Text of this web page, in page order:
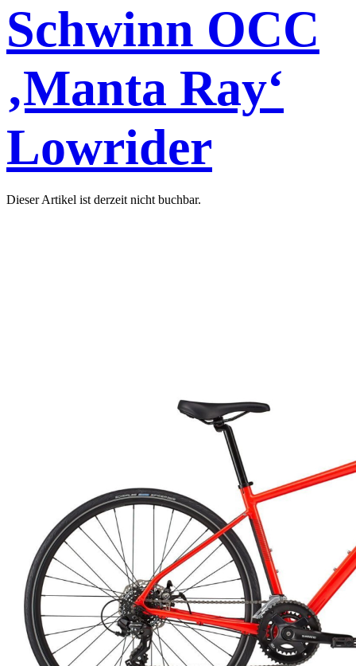
Schwinn OCC
‚Manta Ray‘
Lowrider
Dieser Artikel ist derzeit nicht buchbar.